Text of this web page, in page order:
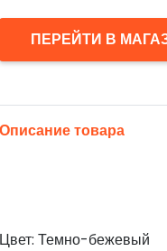
ПЕРЕЙТИ В
Описание товара
Цвет: Темно-бежевый